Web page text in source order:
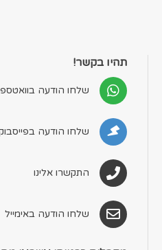
תהיו בקשר!
שלחו הודעה בוואטספ
שלחו הודעה
התקשרו אלינו
שלחו הודעה באימייל